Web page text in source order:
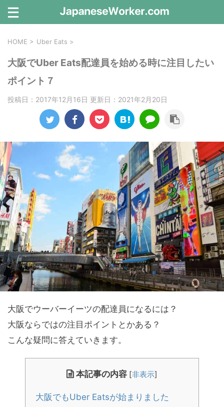
HOME > Uber Eats >
大阪でUber Eats配達員を始める時に注目したい
ポイント７
投稿日：2017年12月16日 更新日： 2021年2月20日
大阪でウーバーイーツの配達員になるには？
大阪ならではの注目ポイントとかある？
こんな疑問に答えていきます。
本記事の内容 [非表示]
大阪でもUber Eatsが始まりました